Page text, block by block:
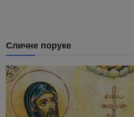
Сличне поруке